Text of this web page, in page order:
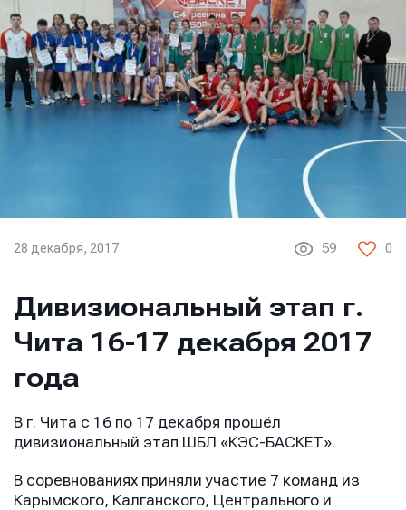
28 декабря, 2017 59 0
Дивизиональный этап г.
Чита 16-17 декабря 2017
года
В г. Чита с 16 по 17 декабря прошёл
дивизиональный этап ШБЛ «КЭС-БАСКЕТ».
В соревнованиях приняли участие 7 команд из
Карымского, Калганского, Центрального и